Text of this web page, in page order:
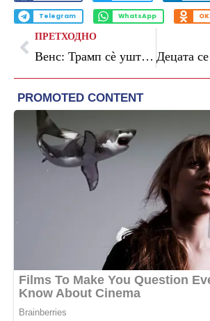
Telegram WhatsApp OK
ПРЕТХОДНО
Венс: Трамп сè уште не одлучил дали да го одобри договорот со Иран